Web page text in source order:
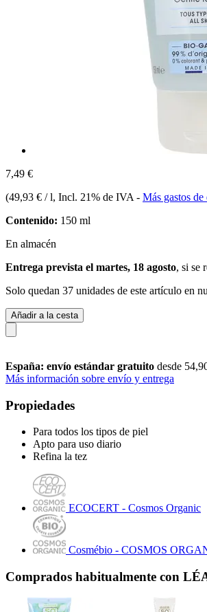
7,49 €
(49,93 € / l, Incl. 21% de IVA - Más gastos
Contenido: 150 ml
En almacén
Entrega prevista el martes, 18 agosto, si se
Solo quedan 37 unidades de este artículo en
Añadir a la cesta
España: envío estándar gratuito desde
Más información sobre envío y entrega
Propiedades
Para todos los tipos de piel
Apto para uso diario
Refina la tez
ECOCERT - Cosmos Organic
Cosmébio - COSMOS
Comprados habitualmente con